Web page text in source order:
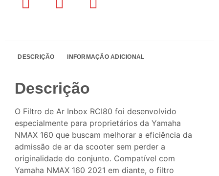
DESCRIÇÃO INFORMAÇÃO ADICIONAL
Descrição
O Filtro de Ar Inbox RCI80 foi desenvolvido
especialmente para proprietários da Yamaha
NMAX 160 que buscam melhorar a eficiência da
admissão de ar da scooter sem perder a
originalidade do conjunto. Compatível com
Yamaha NMAX 160 2021 em diante, o filtro